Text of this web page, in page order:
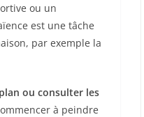
ou un
est une tâche
par exemple la
ou consulter les
à peindre